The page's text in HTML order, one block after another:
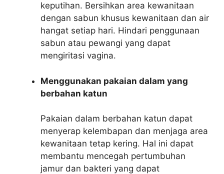
keputihan. Bersihkan area kewanitaan
dengan sabun khusus kewanitaan dan air
hangat setiap hari. Hindari penggunaan
sabun atau pewangi yang dapat
mengiritasi vagina.
Menggunakan pakaian dalam yang
berbahan katun
Pakaian dalam berbahan katun dapat
menyerap kelembapan dan menjaga area
kewanitaan tetap kering. Hal ini dapat
membantu mencegah pertumbuhan
jamur dan bakteri yang dapat